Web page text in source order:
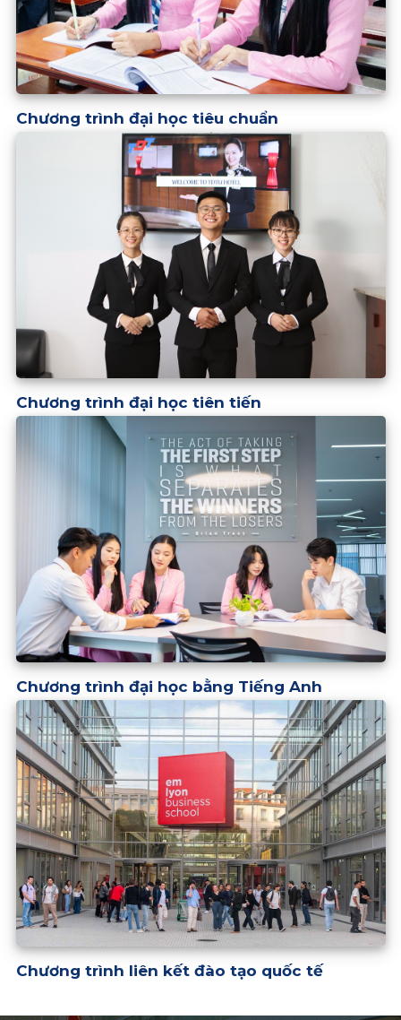
Chương trình đại học tiêu chuẩn
Chương trình đại học tiên tiến
Chương trình đại học bằng Tiếng Anh
Chương trình liên kết đào tạo quốc tế